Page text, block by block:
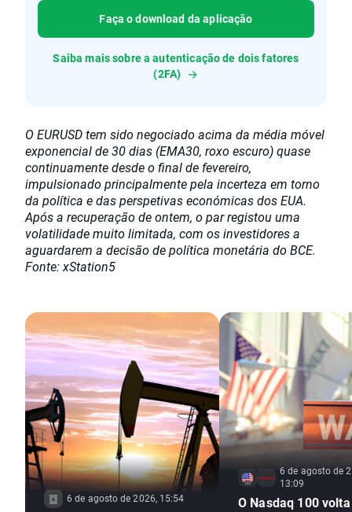
Faça o download da aplicação
Saiba mais sobre a autenticação de dois fatores
(2FA)
O EURUSD tem sido negociado acima da média móvel
exponencial de 30 dias (EMA30, roxo escuro) quase
continuamente desde o final de fevereiro,
impulsionado principalmente pela incerteza em torno
da política e das perspetivas económicas dos EUA.
Após a recuperação de ontem, o par registou uma
volatilidade muito limitada, com os investidores a
aguardarem a decisão de política monetária do BCE.
Fonte: xStation5
6 de agosto de 2026, 15:54
6 de agosto de
13:09
O Nasdaq 100